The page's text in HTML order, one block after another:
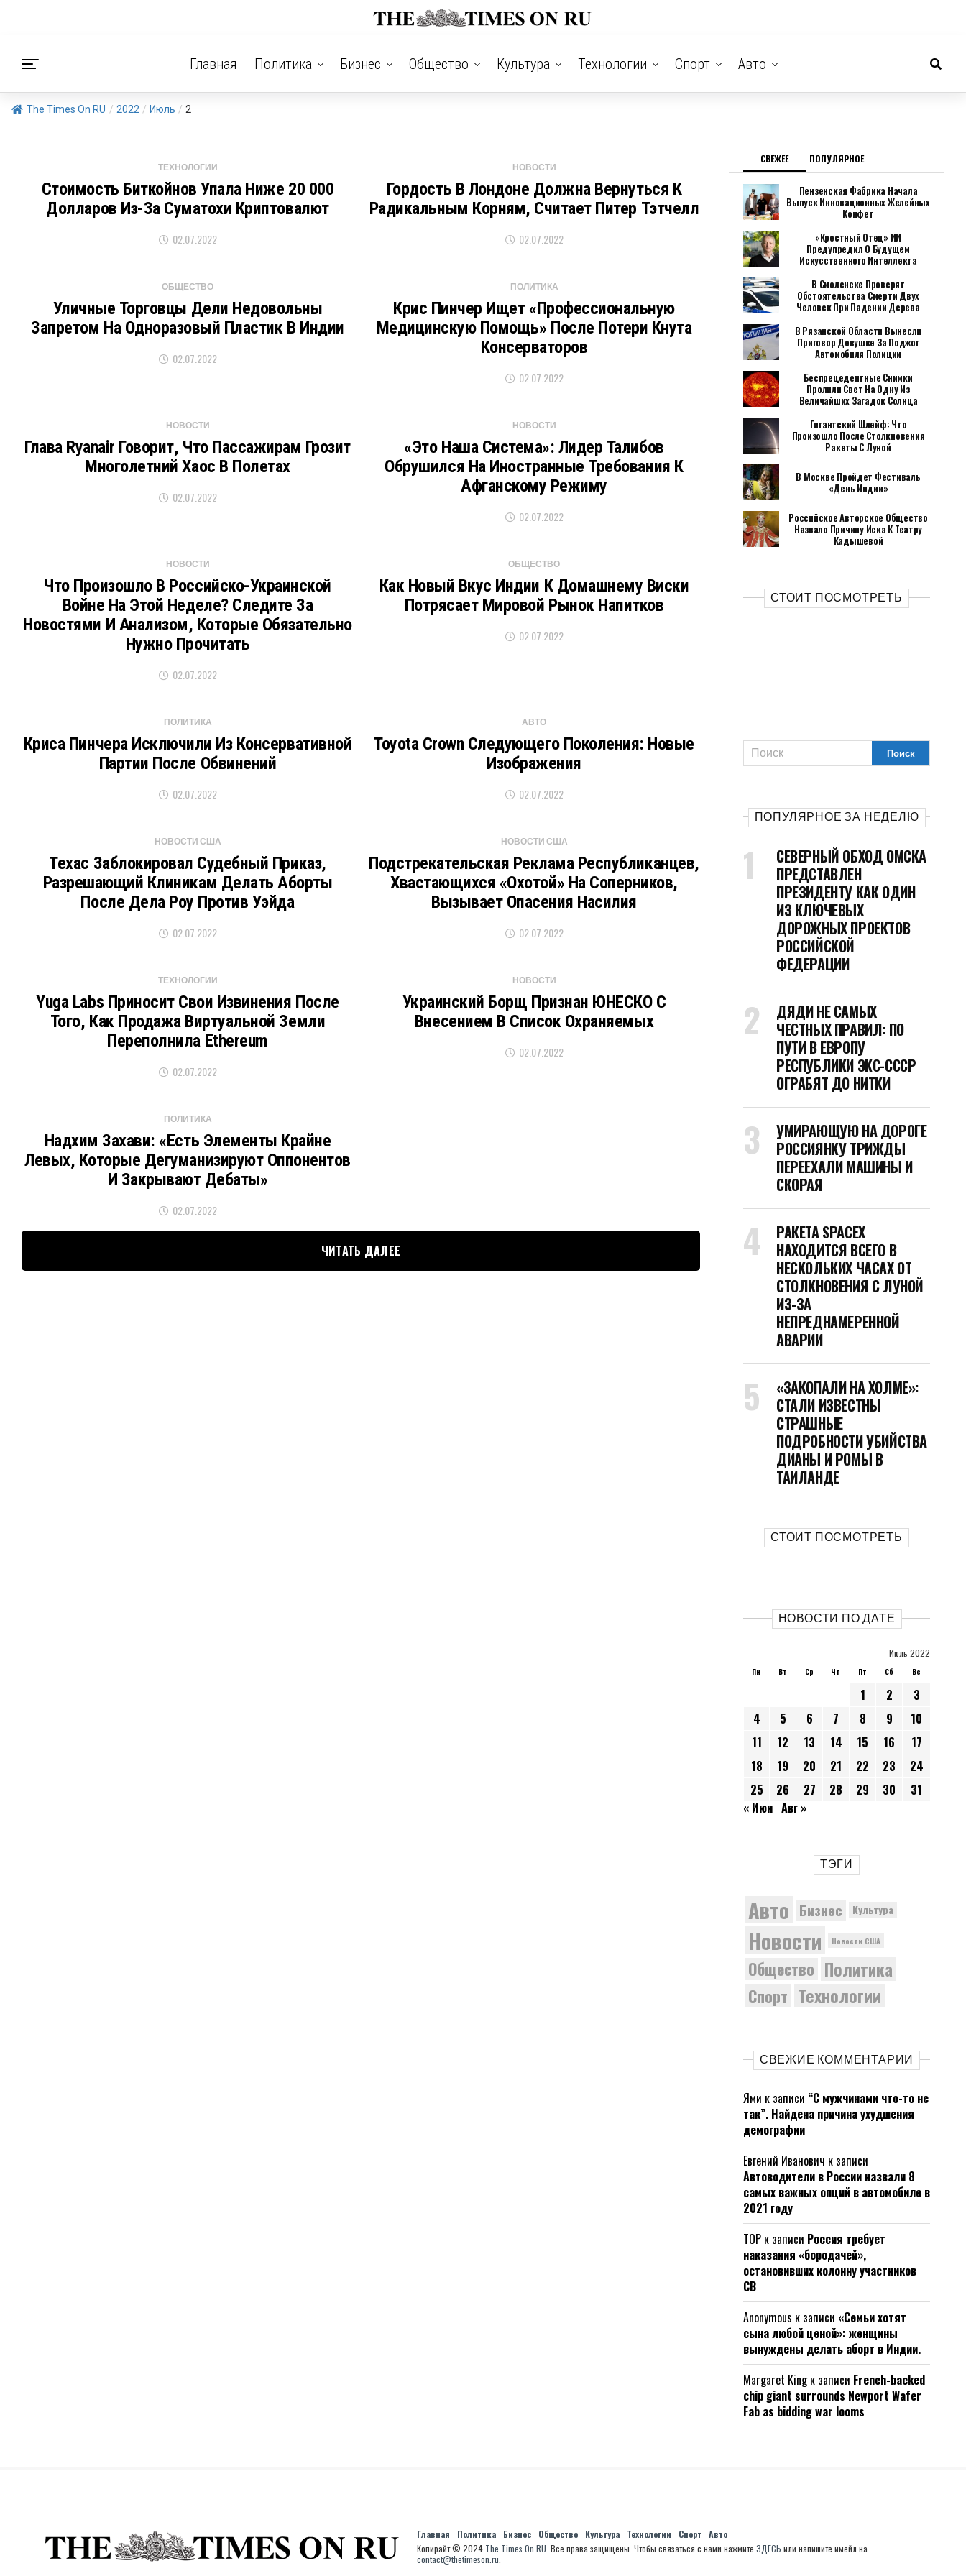
Главная Политика Бизнес Общество Культура Технологии Спорт Авто
The Times On RU / 2022 / Июль / 2
ТЕХНОЛОГИИ
Стоимость Биткойнов Упала Ниже 20 000
Долларов Из-За Суматохи Криптовалют
02.07.2022
НОВОСТИ
Гордость В Лондоне Должна Вернуться К
Радикальным Корням, Считает Питер Тэтчелл
02.07.2022
ОБЩЕСТВО
Уличные Торговцы Дели Недовольны
Запретом На Одноразовый Пластик В Индии
02.07.2022
ПОЛИТИКА
Крис Пинчер Ищет «профессиональную
Медицинскую Помощь» После Потери Кнута
Консерваторов
02.07.2022
НОВОСТИ
Глава Ryanair Говорит, Что Пассажирам Грозит
Многолетний Хаос В Полетах
02.07.2022
НОВОСТИ
«Это Наша Система»: Лидер Талибов
Обрушился На Иностранные Требования К
Афганскому Режиму
02.07.2022
НОВОСТИ
Что Произошло В Российско-Украинской
Войне На Этой Неделе? Следите За
Новостями И Анализом, Которые Обязательно
Нужно Прочитать
02.07.2022
ОБЩЕСТВО
Как Новый Вкус Индии К Домашнему Виски
Потрясает Мировой Рынок Напитков
02.07.2022
ПОЛИТИКА
Криса Пинчера Исключили Из Консервативной
Партии После Обвинений
02.07.2022
АВТО
Toyota Crown Следующего Поколения: Новые
Изображения
02.07.2022
НОВОСТИ США
Техас Заблокировал Судебный Приказ,
Разрешающий Клиникам Делать Аборты
После Дела Роу Против Уэйда
02.07.2022
НОВОСТИ США
Подстрекательская Реклама Республиканцев,
Хвастающихся «охотой» На Соперников,
Вызывает Опасения Насилия
02.07.2022
ТЕХНОЛОГИИ
Yuga Labs Приносит Свои Извинения После
Того, Как Продажа Виртуальной Земли
Переполнила Ethereum
02.07.2022
НОВОСТИ
Украинский Борщ Признан ЮНЕСКО С
Внесением В Список Охраняемых
02.07.2022
ПОЛИТИКА
Надхим Захави: «Есть Элементы Крайне
Левых, Которые Дегуманизируют Оппонентов
И Закрывают Дебаты»
02.07.2022
ЧИТАТЬ ДАЛЕЕ
СВЕЖЕЕ ПОПУЛЯРНОЕ
Пензенская Фабрика Начала
Выпуск Инновационных Желейных
Конфет
«Крестный Отец» ИИ
Предупредил О Будущем
Искусственного Интеллекта
В Смоленске Проверят
Обстоятельства Смерти Двух
Человек При Падении Дерева
В Рязанской Области Вынесли
Приговор Девушке За Поджог
Автомобиля Полиции
Беспрецедентные Снимки
Пролили Свет На Одну Из
Величайших Загадок Солнца
Гигантский Шлейф: Что
Произошло После Столкновения
Ракеты С Луной
В Москве Пройдет Фестиваль
«День Индии»
Российское Авторское Общество
Назвало Причину Иска К Театру
Кадышевой
СТОИТ ПОСМОТРЕТЬ
ПОПУЛЯРНОЕ ЗА НЕДЕЛЮ
СЕВЕРНЫЙ ОБХОД ОМСКА
ПРЕДСТАВЛЕН
ПРЕЗИДЕНТУ КАК ОДИН
ИЗ КЛЮЧЕВЫХ
ДОРОЖНЫХ ПРОЕКТОВ
РОССИЙСКОЙ
ФЕДЕРАЦИИ
ДЯДИ НЕ САМЫХ
ЧЕСТНЫХ ПРАВИЛ: ПО
ПУТИ В ЕВРОПУ
РЕСПУБЛИКИ ЭКС-СССР
ОГРАБЯТ ДО НИТКИ
УМИРАЮЩУЮ НА ДОРОГЕ
РОССИЯНКУ ТРИЖДЫ
ПЕРЕЕХАЛИ МАШИНЫ И
СКОРАЯ
РАКЕТА SPACEX
НАХОДИТСЯ ВСЕГО В
НЕСКОЛЬКИХ ЧАСАХ ОТ
СТОЛКНОВЕНИЯ С ЛУНОЙ
ИЗ-ЗА
НЕПРЕДНАМЕРЕННОЙ
АВАРИИ
«ЗАКОПАЛИ НА ХОЛМЕ»:
СТАЛИ ИЗВЕСТНЫ
СТРАШНЫЕ
ПОДРОБНОСТИ УБИЙСТВА
ДИАНЫ И РОМЫ В
ТАИЛАНДЕ
СТОИТ ПОСМОТРЕТЬ
НОВОСТИ ПО ДАТЕ
Июль 2022
Пн Вт Ср Чт Пт Сб Вс
1 2
3
4
5 6 7 8 9
10
11
12 13 14 15 16
17
18
19 20 21 22 23
24
25
26 27 28 29 30
31
« Июн Авг »
ТЭГИ
Авто Бизнес Культура
Новости Новости США
Общество Политика
Спорт Технологии
СВЕЖИЕ КОММЕНТАРИИ
Ями к записи “С мужчинами что-то не
так”. Найдена причина ухудшения
демографии
Евгений Иванович к записи
Автоводители в России назвали 8
самых важных опций в автомобиле в
2021 году
ТОР к записи Россия требует
наказания «бородачей»,
остановивших колонну участников
СВ
Anonymous к записи «Семьи хотят
сына любой ценой»: женщины
вынуждены делать аборт в Индии.
Margaret Kingк записи French-backed
chip giant surrounds Newport Wafer
Fab as bidding war looms
Главная Политика Бизнес Общество Культура Технологии Спорт
Авто
Копирайт © 2024 The Times On RU . Все права защищены. Чтобы связаться с нами нажмите ЗДЕСЬ или напишите имейл на
contact@thetimeson.ru